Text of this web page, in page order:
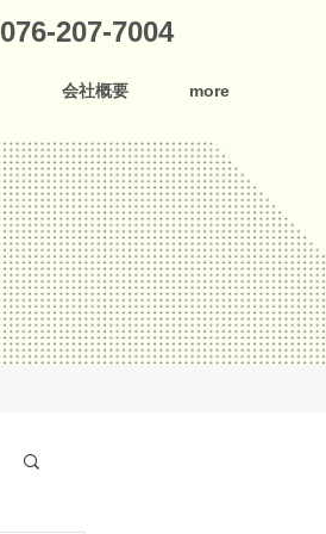
076-207-7004
会社概要 more